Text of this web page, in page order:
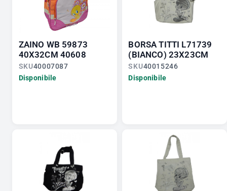
ZAINO WB 59873
40X32CM 40608
SKU40007087
Disponibile
BORSA TITTI L71739
(BIANCO) 23X23CM
SKU40015246
Disponibile